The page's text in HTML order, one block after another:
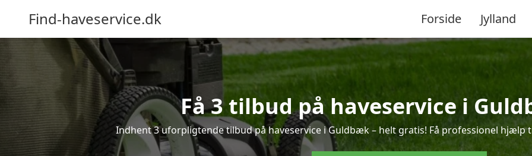
Find-haveservice.dk Forside Jylland
Få 3 tilbud på haveservice i
Indhent 3 uforpligtende tilbud på haveservice i Guldbæk – helt gratis! Få professionel hjælp